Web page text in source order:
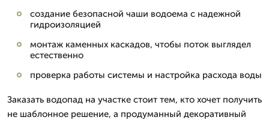
создание безопасной чаши водоема с надежной
гидроизоляцией
монтаж каменных каскадов, чтобы поток выглядел
естественно
проверка работы системы и настройка расхода воды
Заказать водопад на участке стоит тем, кто хочет получить
не шаблонное решение, а продуманный декоративный